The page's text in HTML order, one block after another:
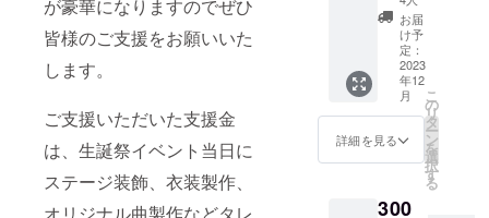
が豪華になりますのでぜひ
皆様のご支援をお願いいた
します。
ご支援いただいた支援金
は、生誕祭イベント当日に
ステージ装飾、衣装製作、
(名前掲
載 ) 当
日会場
にある
フラ
ワース
タンド
に生誕
前を掲
ン入り
の のぼ
り旗
(ポール
スタン
ドは付
属しま
せん)を
ご自宅
へ郵送
いただ
屋にお
花をお
届けい
たしま
す。 使
用した
お花は
郵送は
いたし
ませ
誕イベ
お届
け予
定：
2023
年12
月
詳細を見る
こ
の
リ
タ
ー
ン
を
選
択
す
る
300